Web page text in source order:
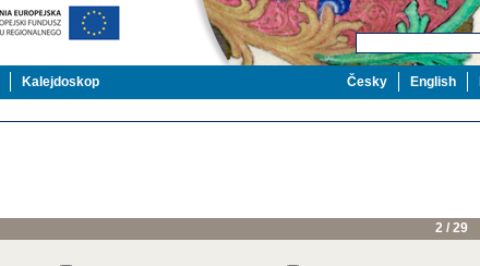
Kalejdoskop English
Česky
2 / 29